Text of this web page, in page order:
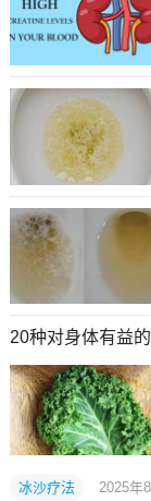
20种对身体有益
冰沙疗法 2025年